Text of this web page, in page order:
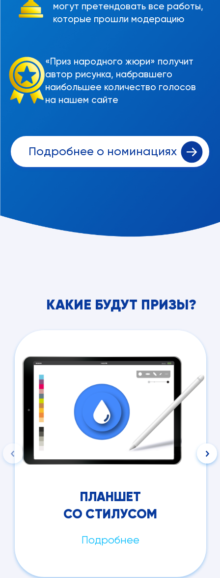
могут претендовать все работы,
которые прошли модерацию
«Приз народного жюри» получит
автор рисунка, набравшего
наибольшее количество голосов
на нашем сайте
Подробнее о номинациях
КАКИЕ БУДУТ ПРИЗЫ?
ПЛАНШЕТ
СО СТИЛУСОМ
Подробнее